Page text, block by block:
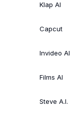
Klap AI
Capcut
Invideo AI
Films AI
Steve A.I.